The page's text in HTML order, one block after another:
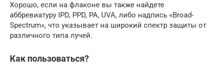
Хорошо, если на флаконе вы также найдете
аббревиатуру IPD, PPD, PA, UVA, либо надпись «Broad-
Spectrum», что указывает на широкий спектр защиты от
различного типа лучей.
Как пользоваться?